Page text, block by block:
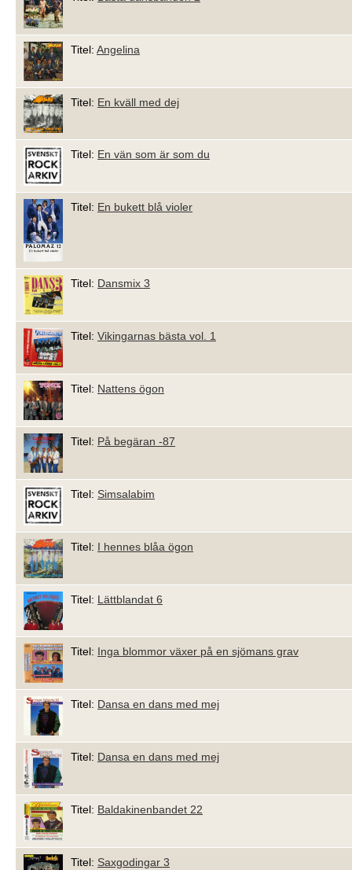
Titel: Angelina
Titel: En kväll med dej
Titel: En vän som är som du
Titel: En bukett blå violer
Titel: Dansmix 3
Titel: Vikingarnas bästa vol. 1
Titel: Nattens ögon
Titel: På begäran -87
Titel: Simsalabim
Titel: I hennes blåa ögon
Titel: Lättblandat 6
Titel: Inga blommor växer på en sjömans grav
Titel: Dansa en dans med mej
Titel: Dansa en dans med mej
Titel: Baldakinenbandet 22
Titel: Saxgodingar 3